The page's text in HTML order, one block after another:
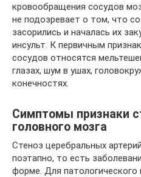
кровообращения сосудов
не подозревает о том, что
засорились и началась их
инсульт. К первичным
сосудов относятся
глазах, шум в ушах,
конечностях.
Симптомы признаки
головного мозга
Стеноз церебральных
поэтапно, то есть
форме. Для патологического